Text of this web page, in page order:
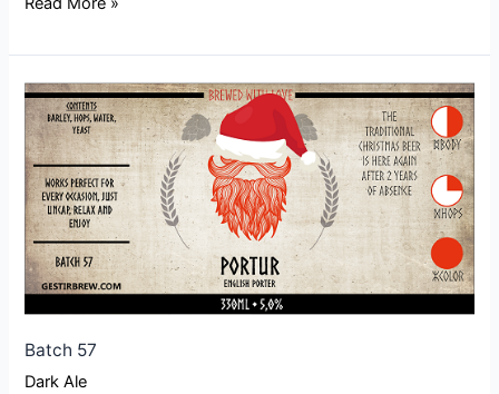
Batch 57
Dark Ale
Batch
57